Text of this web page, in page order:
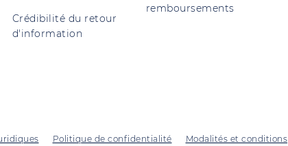
Crédibilité du retour
d'information
remboursements
Politique de confidentialité Modalités et conditions